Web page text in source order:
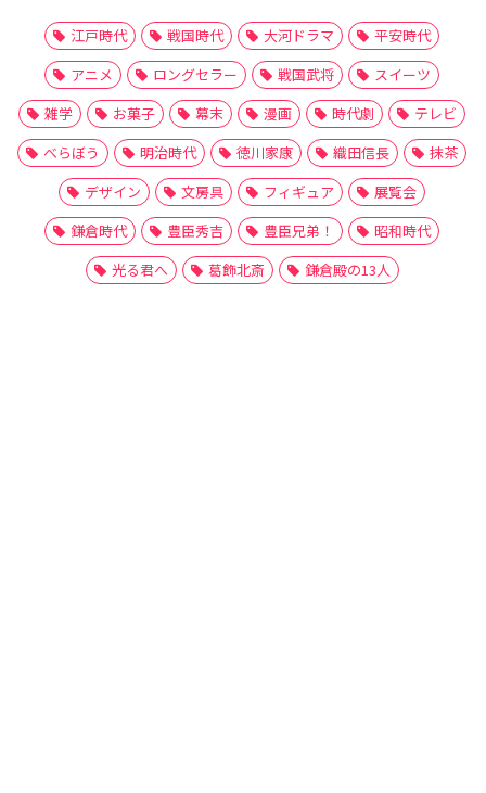
江戸時代 戦国時代 大河ドラマ
平安時代
アニメ
ロングセラー 戦国武将
スイーツ
雑学
お菓子 幕末 漫画 時代劇
テレビ
べらぼう
明治時代 徳川家康 織田信長
抹茶
デザイン
文房具 フィギュア
展覧会
鎌倉時代
豊臣秀吉 豊臣兄弟！
昭和時代
光る君へ
葛飾北斎 鎌倉殿の13人